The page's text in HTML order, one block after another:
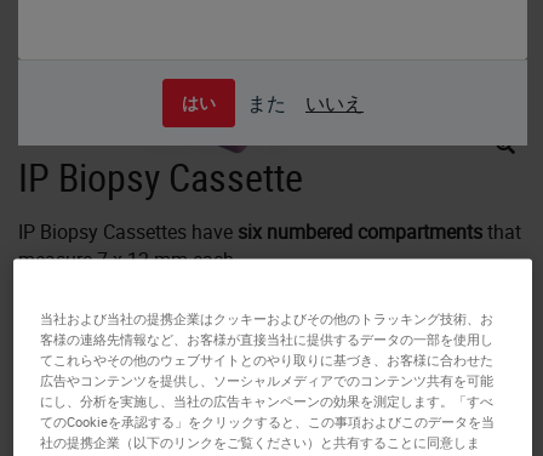
はい また いいえ
IP Biopsy Cassette
IP Biopsy Cassettes have six numbered compartmentsthat
measure 7 x 12 mm each.
These cassettes feature 0.36 mm square holes in the both
the covers and bases of the cassettes.
Thelids are attachedand arrive closed. The cassettes
feature a 45 degree writing surface and are taped for easy
当社および当社の提携企業はクッキーおよびその他のトラッキング技術、お
客様の連絡先情報など、お客様が直接当社に提供するデータの一部を使用し
てこれらやその他のウェブサイトとのやり取りに基づき、お客様に合わせた
広告やコンテンツを提供し、ソーシャルメディアでのコンテンツ共有を可能
にし、分析を実施し、当社の広告キャンペーンの効果を測定します。「すべ
てのCookieを承認する」をクリックすると、この事項およびこのデータを当
社の提携企業（以下のリンクをご覧ください）と共有することに同意しま